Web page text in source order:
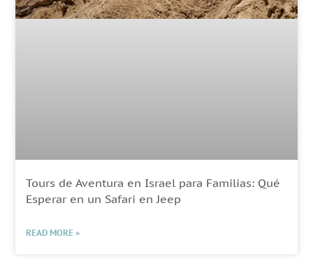
Tours de Aventura en Israel para Familias: Qué
Esperar en un Safari en Jeep
READ MORE »